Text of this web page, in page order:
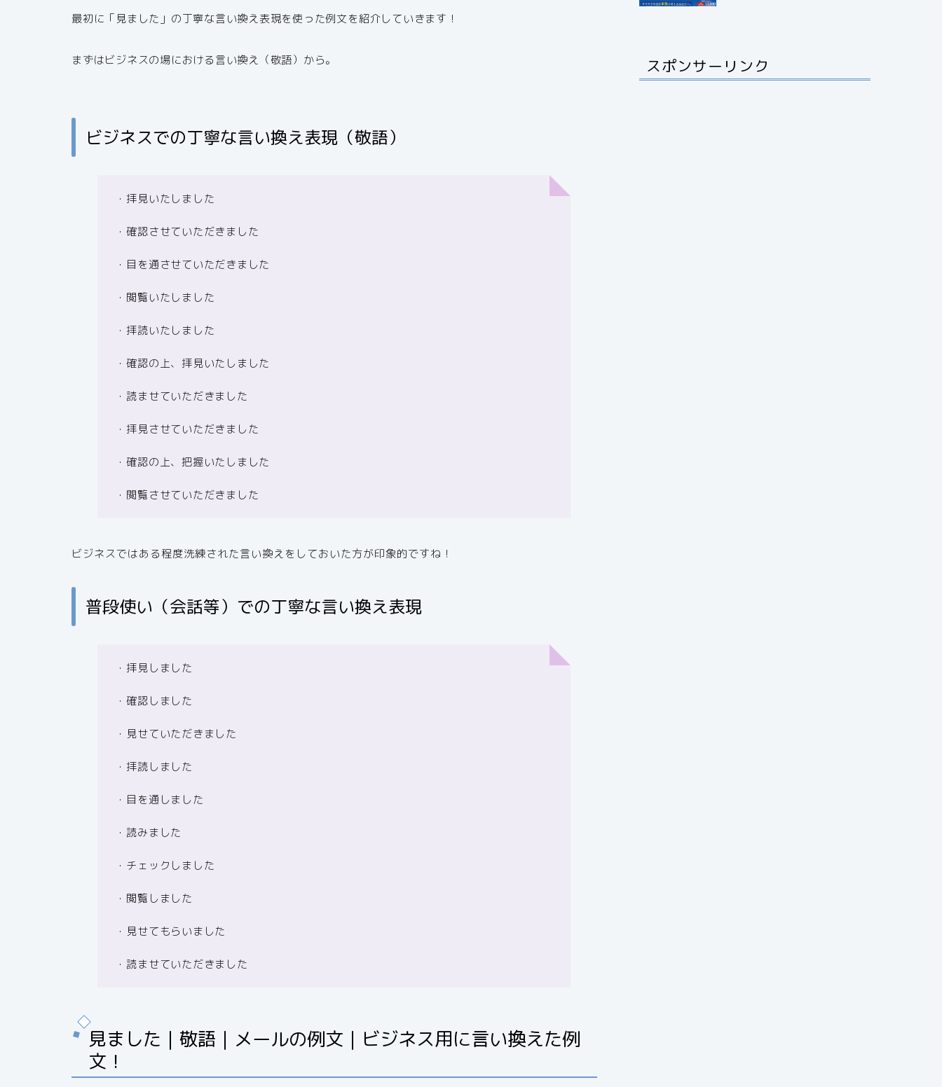
最初に「見ました」の丁寧な言い換え表現を使った例文を紹介していきます！
まずはビジネスの場における言い換え（敬語）から。
ビジネスでの丁寧な言い換え表現（敬語）
・拝見いたしました
・確認させていただきました
・目を通させていただきました
・閲覧いたしました
・拝読いたしました
・確認の上、拝見いたしました
・読ませていただきました
・拝見させていただきました
・確認の上、把握いたしました
・閲覧させていただきました
ビジネスではある程度洗練された言い換えをしておいた方が印象的ですね！
普段使い（会話等）での丁寧な言い換え表現
・拝見しました
・確認しました
・見せていただきました
・拝読しました
・目を通しました
・読みました
・チェックしました
・閲覧しました
・見せてもらいました
・読ませていただきました
見ました｜敬語｜メールの例文｜ビジネス用に言い換えた例
文！
スポンサーリンク